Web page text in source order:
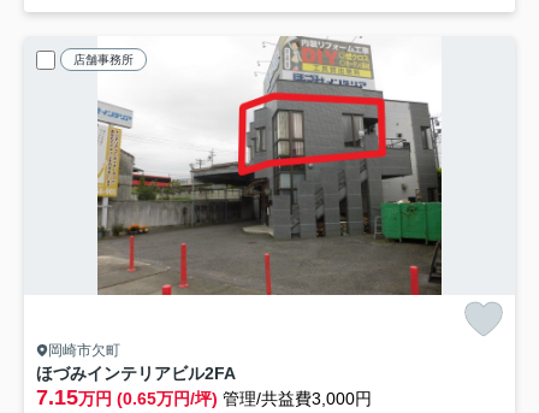
店舗事務所
岡崎市欠町
ほづみインテリアビル2FA
7.15万円 (0.65万円/坪) 管理/共益費3,000円